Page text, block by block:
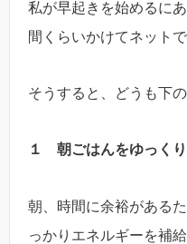
私が早起きを始めるに
間くらいかけてネット
そうすると、どうも下
１ 朝ごはんをゆっく
朝、時間に余裕がある
っかりエネルギーを補